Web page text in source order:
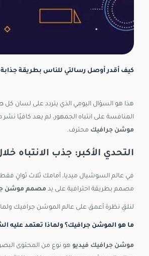
كيف أقدر أوصل رسالتي للناس بطريقة
هذا هو السؤال اليومي الذي يتردد على لسان كل
المنافسة على انتباه الجمهور، لم يعد كافيًا
موشن جرافيك محترف.
التحدي الأكبر: جذب الانتباه خلال 3 ثوانٍ
في عالم السوشيال ميديا، أمامك ثلاث ثوانٍ
مصمم بطريقة احترافية على يد مصمم موشن
لنلقِ نظرة أعمق على عالم الموشن جرافيك
ما هو الموشن جرافيك؟ ولماذا تعتمد عليه
موشن جرافيك فيديو هو نوع من المحتوى